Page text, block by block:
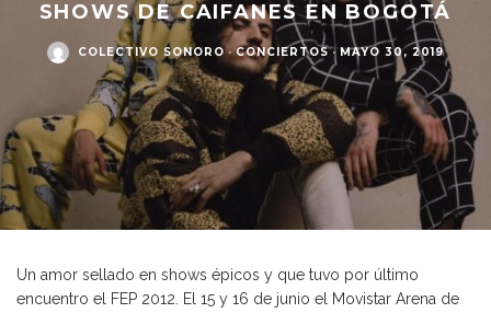
SHOWS DE CAIFANES EN BOGOTÁ
COLECTIVO SONORO · CONCIERTOS · MAYO 30, 2019
Un amor sellado en shows épicos y que tuvo por último
encuentro el FEP 2012. El 15 y 16 de junio el Movistar Arena de